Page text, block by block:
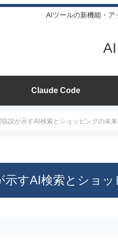
AIツールの新機能・ア
Claude Code
説が示すAI検索とショッピングの未
示すAI検索とショ